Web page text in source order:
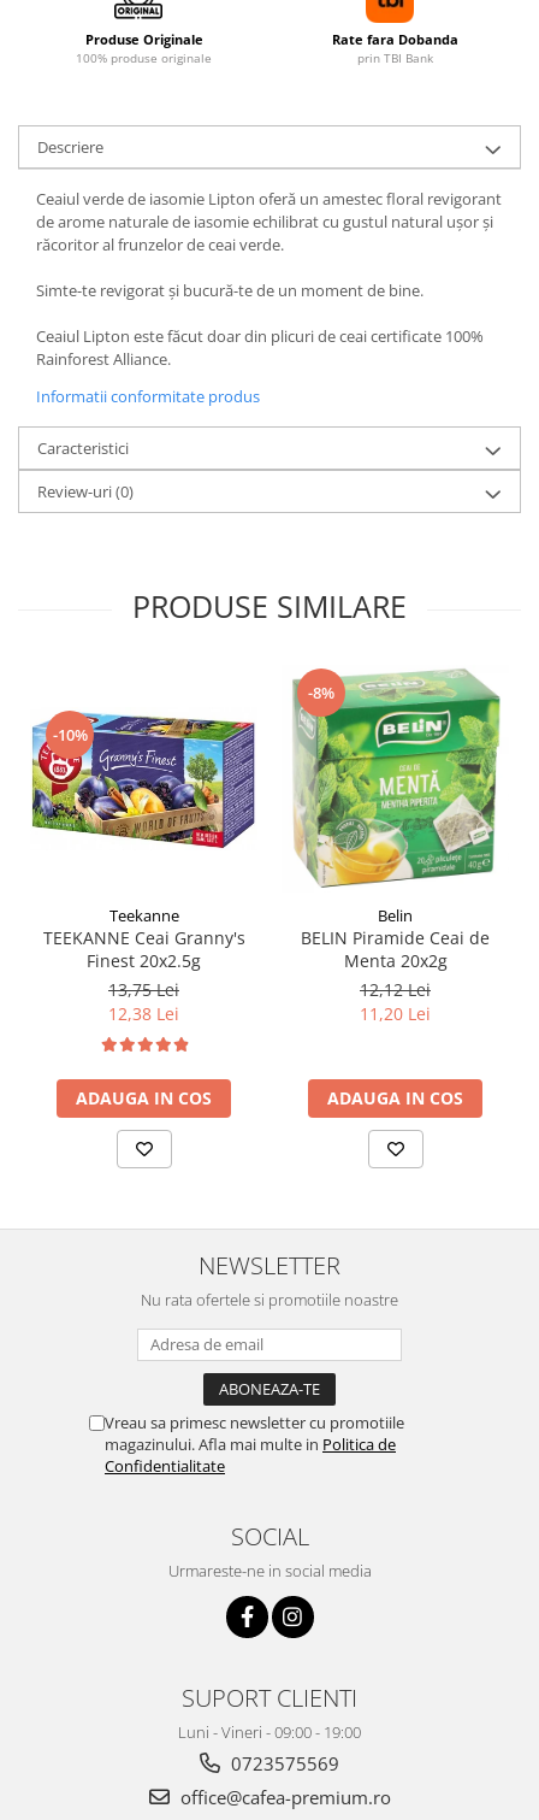
Produse Originale
100% produse originale
Rate fara Dobanda
prin TBI Bank
Descriere
Ceaiul verde de iasomie Lipton oferă un amestec floral revigorant
de arome naturale de iasomie echilibrat cu gustul natural ușor și
răcoritor al frunzelor de ceai verde.
Simte-te revigorat și bucură-te de un moment de bine.
Ceaiul Lipton este făcut doar din plicuri de ceai certificate 100%
Rainforest Alliance.
Informatii conformitate produs
Caracteristici
Review-uri(0)
PRODUSE SIMILARE
-10%
Teekanne
TEEKANNE Ceai Granny's
Finest 20x2.5g
13,75 Lei
12,38 Lei
ADAUGA IN COS
-8%
Belin
BELIN Piramide Ceai de
Menta 20x2g
12,12 Lei
11,20 Lei
ADAUGA IN COS
NEWSLETTER
Nu rata ofertele si promotiile noastre
Vreau sa primesc newsletter cu promotiile
magazinului. Afla mai multe in Politica de
Confidentialitate
SOCIAL
Urmareste-ne in social media
SUPORT CLIENTI
Luni - Vineri - 09:00 - 19:00
0723575569
office@cafea-premium.ro